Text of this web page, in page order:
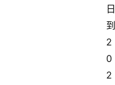
日
到
2
0
2